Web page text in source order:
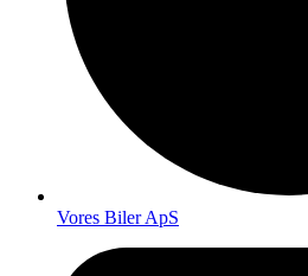
Vores Biler ApS